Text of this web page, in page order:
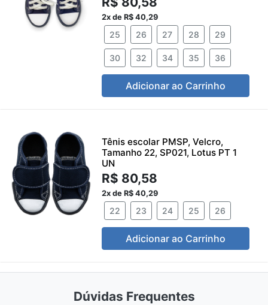
2x de R$ 40,29
25 26 27 28 29
30 32 34 35 36
Adicionar ao Carrinho
Tênis escolar PMSP, Velcro,
Tamanho 22, SP021, Lotus PT 1
UN
R$ 80,58
2x de R$ 40,29
22 23 24 25 26
Adicionar ao Carrinho
Dúvidas Frequentes